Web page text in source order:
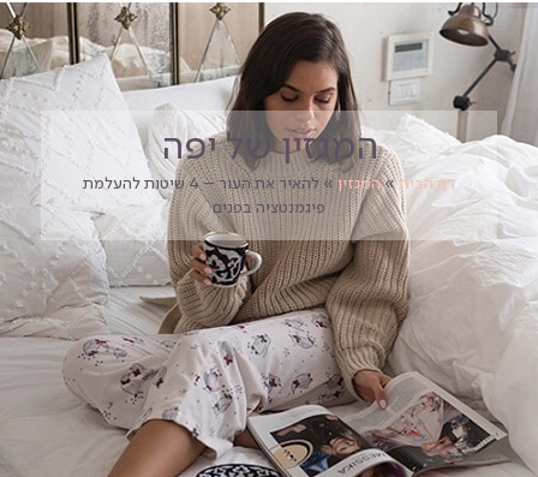
המגזין של יפה
דף הבית»המגזין »
להאיר את העור – 4 שיטות להעלמת
פיגמנטציה בפנים